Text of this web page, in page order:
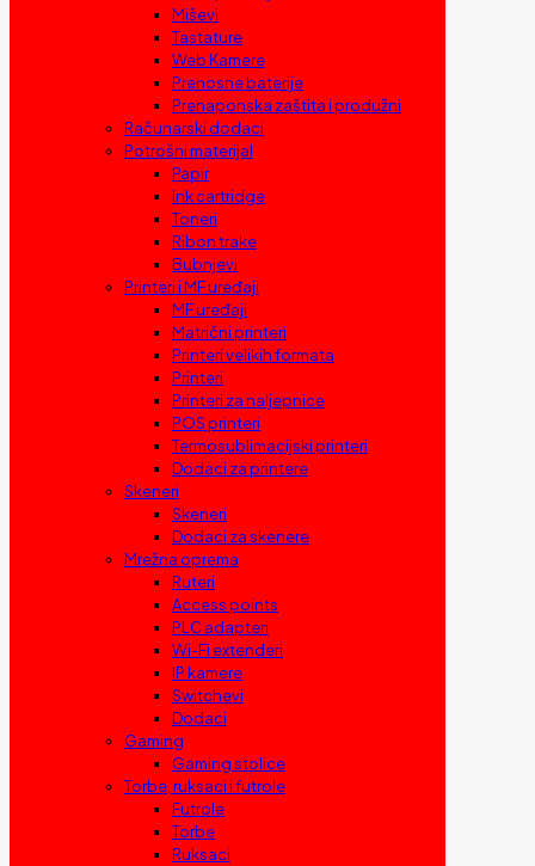
Miševi
Tastature
Web Kamere
Prenosne baterije
Prenaponska zaštita i produžni
Računarski dodaci
Potrošni materijal
Papir
Ink cartridge
Toneri
Ribon trake
Bubnjevi
Printeri i MF uređaji
MF uređaji
Matrični printeri
Printeri velikih formata
Printeri
Printeri za naljepnice
POS printeri
Termosublimacijski printeri
Dodaci za printere
Skeneri
Skeneri
Dodaci za skenere
Mrežna oprema
Ruteri
Access points
PLC adapteri
Wi-Fi extenderi
IP kamere
Switchevi
Dodaci
Gaming
Gaming stolice
Torbe, ruksaci i futrole
Futrole
Torbe
Ruksaci